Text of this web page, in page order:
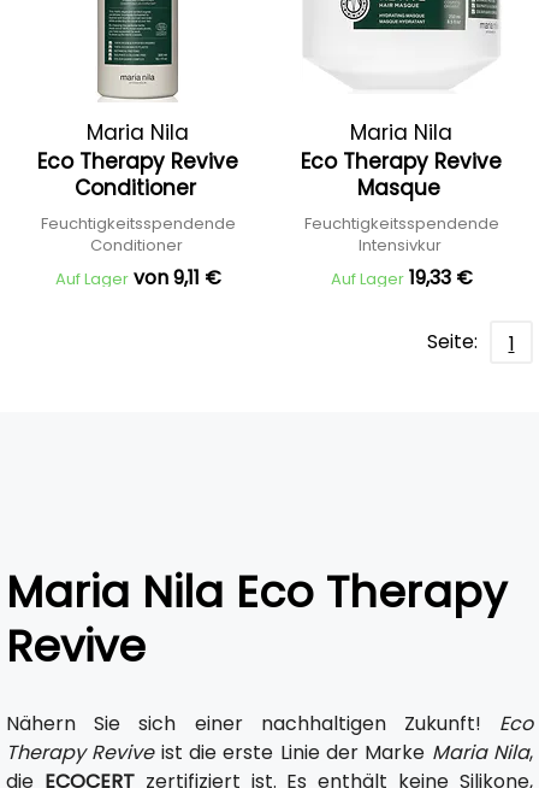
Maria Nila
Eco Therapy Revive
Conditioner
Feuchtigkeitsspendende
Conditioner
Auf Lager von 9,11 €
Maria Nila
Eco Therapy Revive
Masque
Feuchtigkeitsspendende
Intensivkur
Auf Lager 19,33 €
Seite: 1
Maria Nila Eco Therapy
Revive
Nähern Sie sich einer nachhaltigen Zukunft! Eco
Therapy Reviveist die erste Linie der Marke Maria Nila,
die ECOCERTzertifiziert ist. Es enthält keine Silikone,